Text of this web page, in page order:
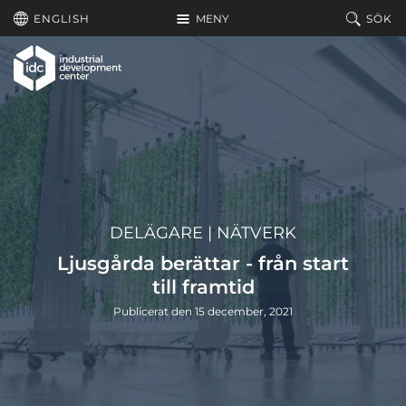
Hoppa till huvudinnehållet
MENY
ENGLISH SÖK
DELÄGARE | NÄTVERK
Ljusgårda berättar - från start
till framtid
Publicerat den 15 december, 2021